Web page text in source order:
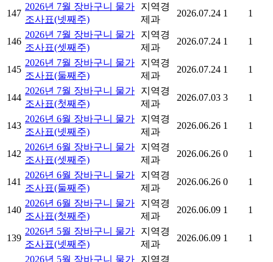
147
2026년 7월 장바구니 물가
조사표(넷째주)
지역경
제과
2026.07.24 1 1
146
2026년 7월 장바구니 물가
조사표(셋째주)
지역경
제과
2026.07.24 1 1
145
2026년 7월 장바구니 물가
조사표(둘째주)
지역경
제과
2026.07.24 1 1
144
2026년 7월 장바구니 물가
조사표(첫째주)
지역경
제과
2026.07.03 3 1
143
2026년 6월 장바구니 물가
조사표(넷째주)
지역경
제과
2026.06.26 1 1
142
2026년 6월 장바구니 물가
조사표(셋째주)
지역경
제과
2026.06.26 0 1
141
2026년 6월 장바구니 물가
조사표(둘째주)
지역경
제과
2026.06.26 0 1
140
2026년 6월 장바구니 물가
조사표(첫째주)
지역경
제과
2026.06.09 1 1
139
2026년 5월 장바구니 물가
조사표(넷째주)
지역경
제과
2026.06.09 1 1
2026년 5월 장바구니 물가
지역경